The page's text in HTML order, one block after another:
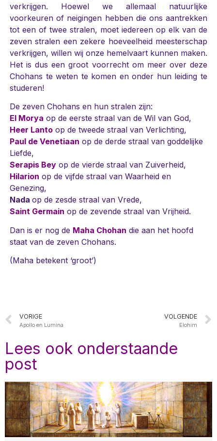
verkrijgen. Hoewel we allemaal natuurlijke
voorkeuren of neigingen hebben die ons aantrekken
tot een of twee stralen, moet iedereen op elk van de
zeven stralen een zekere hoeveelheid meesterschap
verkrijgen, willen wij onze hemelvaart kunnen maken.
Het is dus een groot voorrecht om meer over deze
Chohans te weten te komen en onder hun leiding te
studeren!
De zeven Chohans en hun stralen zijn:
El Morya op de eerste straal van de Wil van God,
Heer Lanto op de tweede straal van Verlichting,
Paul de Venetiaan op de derde straal van goddelijke
Liefde,
Serapis Bey op de vierde straal van Zuiverheid,
Hilarion op de vijfde straal van Waarheid en
Genezing,
Nada op de zesde straal van Vrede,
Saint Germain op de zevende straal van Vrijheid.
Dan is er nog de Maha Chohan die aan het hoofd
staat van de zeven Chohans.
(Maha betekent ‘groot’)
VORIGE
Apollo en Lumina
VOLGENDE
Elohim
Lees ook onderstaande
post